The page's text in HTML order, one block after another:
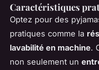
Caractéristiques
Optez pour des
pratiques comme la
lavabilité en machine.
non seulement un